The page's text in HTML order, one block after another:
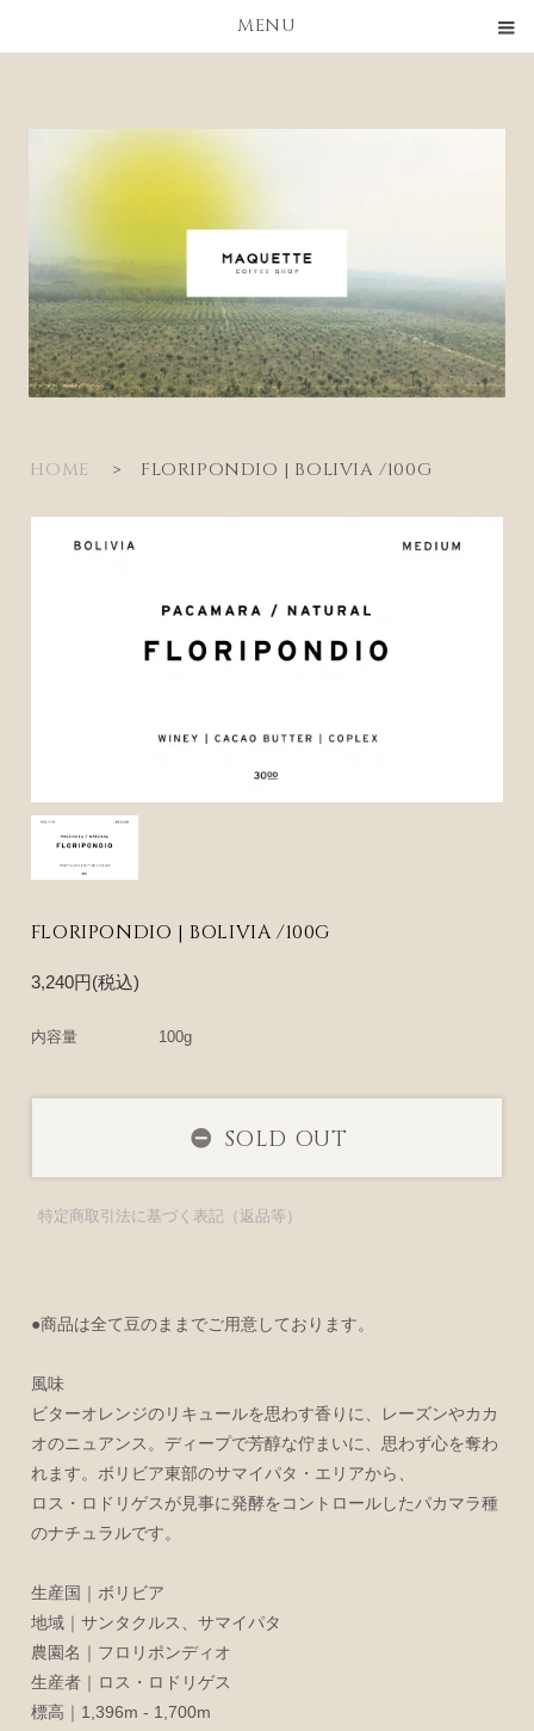
MENU
HOME > FLORIPONDIO | BOLIVIA /100G
FLORIPONDIO | BOLIVIA /100G
3,240円(税込)
内容量 100g
SOLD OUT
特定商取引法に基づく表記（返品等）
●商品は全て豆のままでご用意しております。
風味
ビターオレンジのリキュールを思わす香りに、レーズンやカカ
オのニュアンス。ディープで芳醇な佇まいに、思わず心を奪わ
れます。ボリビア東部のサマイパタ・エリアから、
ロス・ロドリゲスが見事に発酵をコントロールしたパカマラ種
のナチュラルです。
生産国｜ボリビア
地域｜サンタクルス、サマイパタ
農園名｜フロリポンディオ
生産者｜ロス・ロドリゲス
標高｜1,396m - 1,700m